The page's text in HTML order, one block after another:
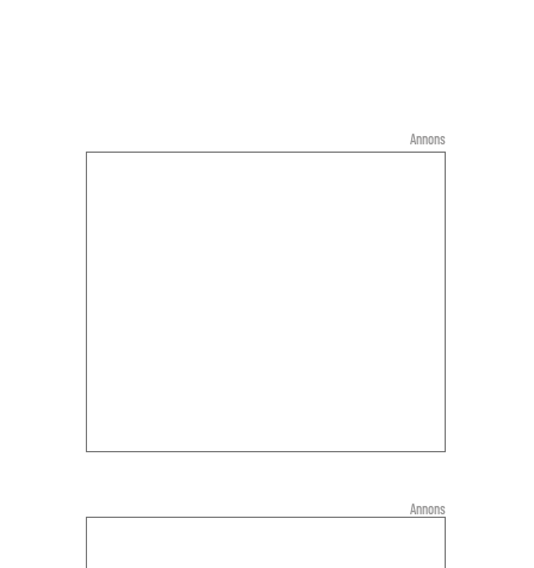
Annons
Annons